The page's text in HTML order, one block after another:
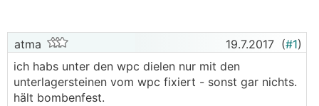
atma 19.7.2017 (#1)
ich habs unter den wpc dielen nur mit den
unterlagersteinen vom wpc fixiert - sonst gar nichts.
hält bombenfest.